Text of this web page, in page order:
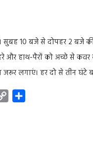
10 बजे से दोपहर 2 बजे
हाथ-पैरों को अच्छे से कवर
जरूर लगाएं। हर दो से तीन घंटे